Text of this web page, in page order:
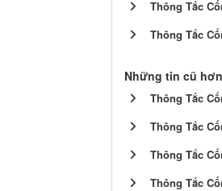
Thông Tắc
Thông Tắc
Những tin cũ hơn
Thông Tắc
Thông Tắc
Thông Tắc
Thông Tắc